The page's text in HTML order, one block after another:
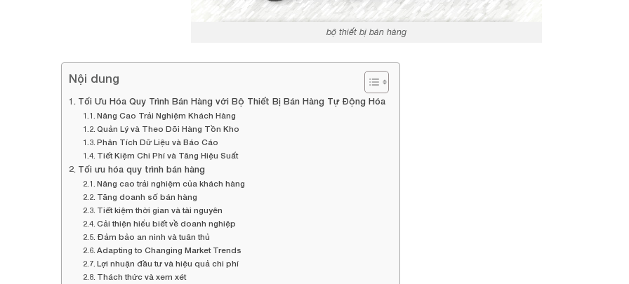
bộ thiết bị bán hàng
Nội dung
Tối Ưu Hóa Quy Trình Bán Hàng với Bộ Thiết Bị Bán Hàng Tự Động Hóa
Nâng Cao Trải Nghiệm Khách Hàng
Quản Lý và Theo Dõi Hàng Tồn Kho
Phân Tích Dữ Liệu và Báo Cáo
Tiết Kiệm Chi Phí và Tăng Hiệu Suất
Tối ưu hóa quy trình bán hàng
Nâng cao trải nghiệm của khách hàng
Tăng doanh số bán hàng
Tiết kiệm thời gian và tài nguyên
Cải thiện hiểu biết về doanh nghiệp
Đảm bảo an ninh và tuân thủ
Adapting to Changing Market Trends
Lợi nhuận đầu tư và hiệu quả chi phí
Thách thức và xem xét